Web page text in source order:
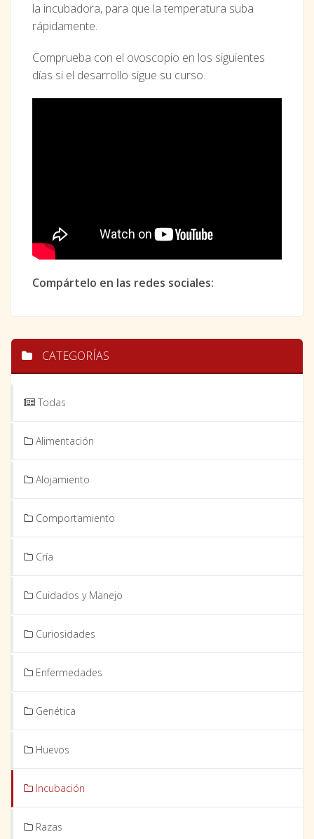
la incubadora, para que la temperatura suba
rápidamente.
Comprueba con el ovoscopio en los siguientes
días si el desarrollo sigue su curso.
Compártelo en las redes sociales:
CATEGORÍAS
Todas
Alimentación
Alojamiento
Comportamiento
Cría
Cuidados y Manejo
Curiosidades
Enfermedades
Genética
Huevos
Incubación
Razas